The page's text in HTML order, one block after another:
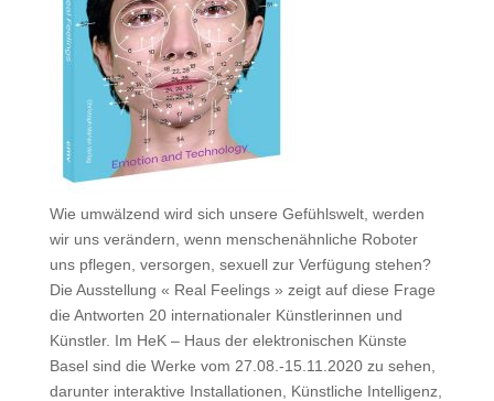
Wie umwälzend wird sich unsere Gefühlswelt, werden
wir uns verändern, wenn menschenähnliche Roboter
uns pflegen, versorgen, sexuell zur Verfügung stehen?
Die Ausstellung « Real Feelings » zeigt auf diese Frage
die Antworten 20 internationaler Künstlerinnen und
Künstler. Im HeK – Haus der elektronischen Künste
Basel sind die Werke vom 27.08.-15.11.2020 zu sehen,
darunter interaktive Installationen, Künstliche Intelligenz,